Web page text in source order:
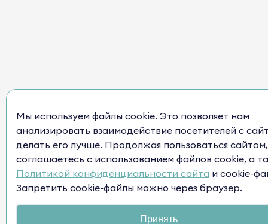
Мы используем файлы cookie. Это позволяет нам
анализировать взаимодействие посетителей с
делать его лучше. Продолжая пользоваться
соглашаетесь с использованием файлов cookie, а
Политикой конфиденциальности сайта и cookie-
Запретить cookie-файлы можно через браузер.
Принять